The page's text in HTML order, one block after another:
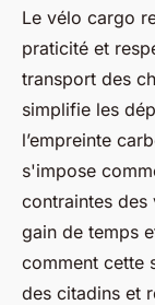
cargo
Livia•17 février
Le vélo cargo
praticité et
transport des
simplifie les
l’empreinte
s'impose
contraintes
gain de temps
comment cette
des citadins et